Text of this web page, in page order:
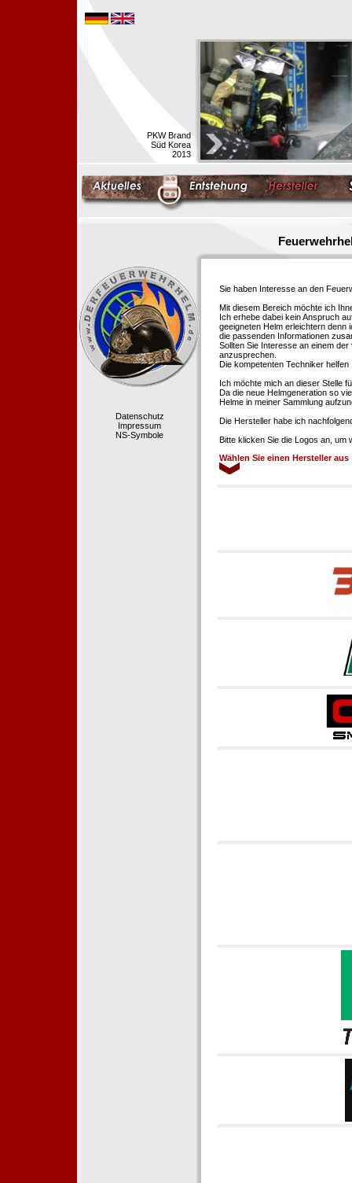
PKW Brand
Süd Korea
2013
Datenschutz
Impressum
NS-Symbole
Sie haben Interesse an den
Mit diesem Bereich möchte ich
Ich erhebe dabei kein Anspruch
geeigneten Helm erleichtern
die passenden Informationen
Sollten Sie Interesse an einem
anzusprechen.
Die kompetenten Techniker
Ich möchte mich an dieser Stelle
Da die neue Helmgeneration so
Helme in meiner Sammlung
Die Hersteller habe ich
Bitte klicken Sie die Logos an, um
Wählen Sie einen Hersteller aus